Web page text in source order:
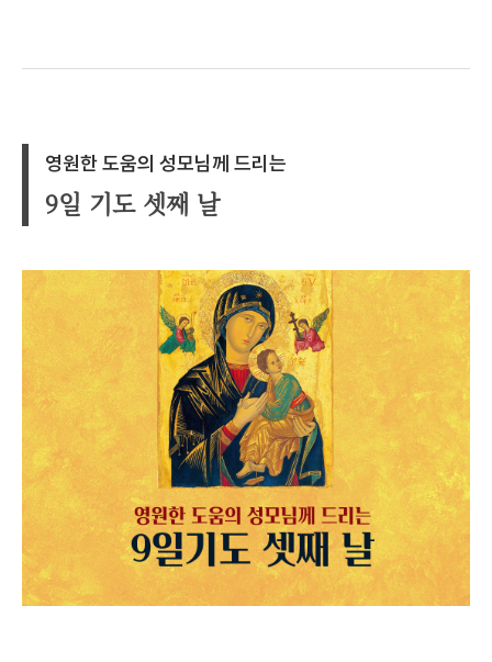
영원한 도움의 성모님께 드리는
9일 기도 셋째 날